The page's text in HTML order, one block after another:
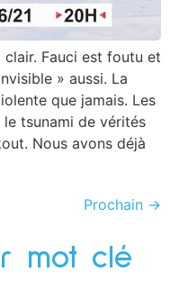
Fauci est foutu et
» aussi. La
que jamais. Les
tsunami de vérités
Nous avons déjà
Prochain →
mot clé